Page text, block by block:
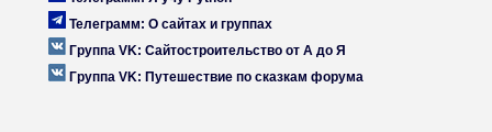
Телеграмм: О сайтах и группах
Группа VK: Сайтостроительство от А до Я
Группа VK: Путешествие по сказкам форума